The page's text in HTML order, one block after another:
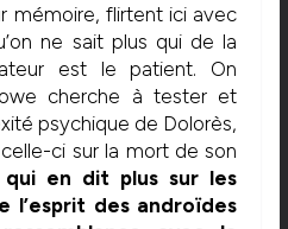
mémoire, flirtent ici avec
ne sait plus qui de la
est le patient. On
cherche à tester et
psychique de Dolorès,
ci sur la mort de son
qui en dit plus sur les
l’esprit des androïdes